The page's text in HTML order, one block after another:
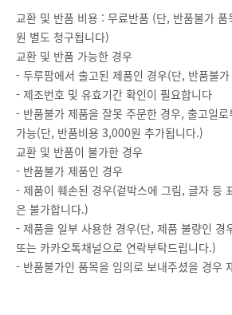
교환 및 반품 비용 : 무료반품 (단, 반품불가
원 별도 청구됩니다)
교환 및 반품 가능한 경우
- 두루팜에서 출고된 제품인 경우(단, 반품불
- 제조번호 및 유효기간 확인이 필요합니다
- 반품불가 제품을 잘못 주문한 경우, 출고일
가능(단, 반품비용 3,000원 추가됩니다.)
교환 및 반품이 불가한 경우
- 반품불가 제품인 경우
- 제품이 훼손된 경우(겉박스에 그림, 글자 등
은 불가합니다.)
- 제품을 일부 사용한 경우(단, 제품 불량인
또는 카카오톡채널으로 연락부탁드립니다.)
- 반품불가인 품목을 임의로 보내주셨을 경우